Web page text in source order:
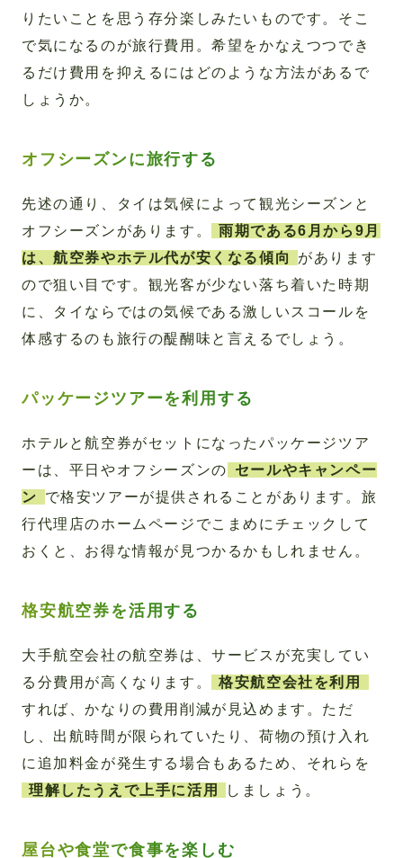
りたいことを思う存分楽しみたいものです。そこ
で気になるのが旅行費用。希望をかなえつつでき
るだけ費用を抑えるにはどのような方法があるで
しょうか。
オフシーズンに旅行する
先述の通り、タイは気候によって観光シーズンと
オフシーズンがあります。
雨期である6月から9月
は、航空券やホテル代が安くなる傾向
があります
ので狙い目です。観光客が少ない落ち着いた時期
に、タイならではの気候である激しいスコールを
体感するのも旅行の醍醐味と言えるでしょう。
パッケージツアーを利用する
ホテルと航空券がセットになったパッケージツア
ーは、平日やオフシーズンの
セールやキャンペー
ン
で格安ツアーが提供されることがあります。旅
行代理店のホームページでこまめにチェックして
おくと、お得な情報が見つかるかもしれません。
格安航空券を活用する
大手航空会社の航空券は、サービスが充実してい
る分費用が高くなります。
格安航空会社を利用
すれば、かなりの費用削減が見込めます。ただ
し、出航時間が限られていたり、荷物の預け入れ
に追加料金が発生する場合もあるため、それらを
理解したうえで上手に活用
しましょう。
屋台や食堂で食事を楽しむ